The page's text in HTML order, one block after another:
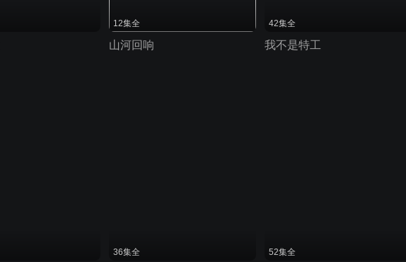
12集全
山河回响
42集全
我不是特工
36集全 52集全